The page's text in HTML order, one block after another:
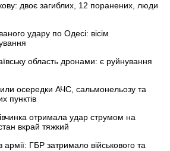
двоє загиблих, 12 поранених, люди
удару по Одесі: вісім
область дронами: є руйнування
осередки АЧС, сальмонельозу та
пунктів
отримала удар струмом на
вкрай тяжкий
армії: ГБР затримало військового та